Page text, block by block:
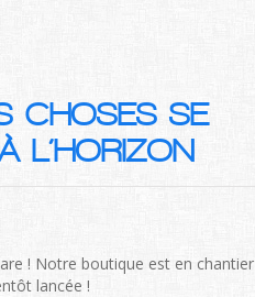
CHOSES SE
L’HORIZON
! Notre boutique est en chantier
lancée !